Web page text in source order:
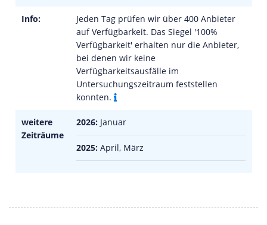
Info:
Jeden Tag prüfen wir über 400 Anbieter
auf Verfügbarkeit. Das Siegel '100%
Verfügbarkeit' erhalten nur die Anbieter,
bei denen wir keine
Verfügbarkeitsausfälle im
Untersuchungszeitraum feststellen
konnten.
weitere
Zeiträume
2026: Januar
2025: April, März